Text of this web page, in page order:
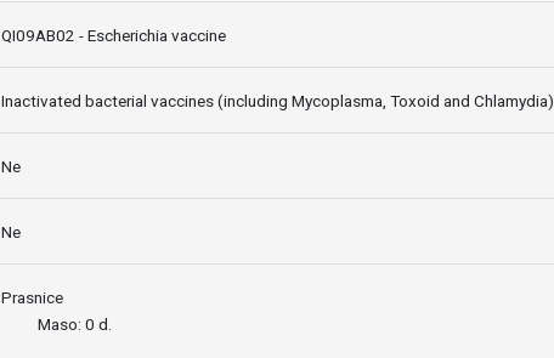
QI09AB02 - Escherichia vaccine
Inactivated bacterial vaccines (including Mycoplasma, Toxoid and Chlamydia)
Ne
Ne
Prasnice
Maso: 0 d.